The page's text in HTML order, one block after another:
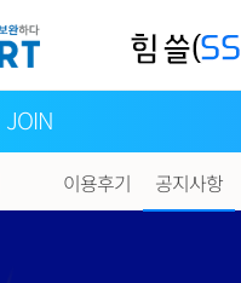
JOIN
이용후기 공지사항